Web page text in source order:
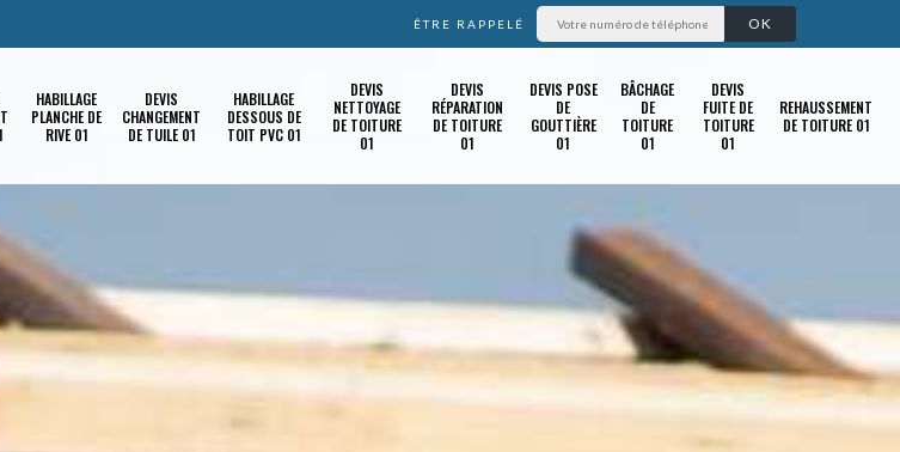
ÊTRE RAPPELÉ
HABILLAGE
PLANCHE DE
RIVE 01
DEVIS
CHANGEMENT
DE TUILE 01
HABILLAGE
DESSOUS DE
TOIT PVC 01
DEVIS
NETTOYAGE
DE TOITURE
01
DEVIS
RÉPARATION
DE TOITURE
01
DEVIS POSE
DE
GOUTTIÈRE
01
BÂCHAGE
DE
TOITURE
01
DEVIS
FUITE DE
TOITURE
01
REHAUSSEMENT
DE TOITURE 01